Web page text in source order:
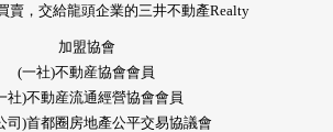
賣，交給龍頭企業的三井不動產Realty
加盟協會
(一社)不動産協會會員
社)不動産流通經營協會會員
司)首都圈房地產公平交易協議會